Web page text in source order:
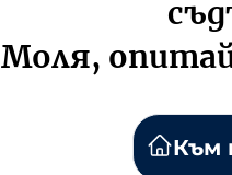
Моля,
Към